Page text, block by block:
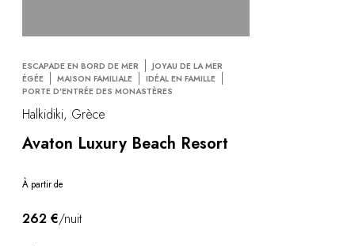
ESCAPADE EN BORD DE MER
JOYAU DE LA MER
ÉGÉE
MAISON FAMILIALE
IDÉAL EN FAMILLE
PORTE D'ENTRÉE DES MONASTÈRES
Halkidiki, Grèce
Avaton Luxury Beach Resort
À partir de
262 €/nuit